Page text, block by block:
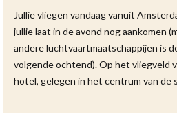
Jullie vliegen vandaag vanuit
jullie laat in de avond nog aankomen
andere luchtvaartmaatschappijen is
volgende ochtend). Op het vliegveld
hotel, gelegen in het centrum van de